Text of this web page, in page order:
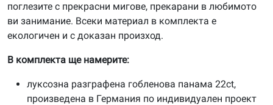
поглезите с прекрасни мигове, прекарани в любимото
ви занимание. Всеки материал в комплекта е
екологичен и с доказан произход.
В комплекта ще намерите:
луксозна разграфена гобленова панама 22ct,
произведена в Германия по индивидуален проект